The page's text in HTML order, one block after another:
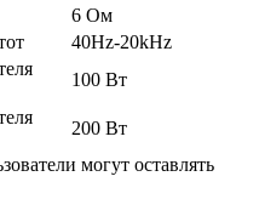
6 Ом
40Hz-20kHz
100 Вт
200 Вт
могут оставлять